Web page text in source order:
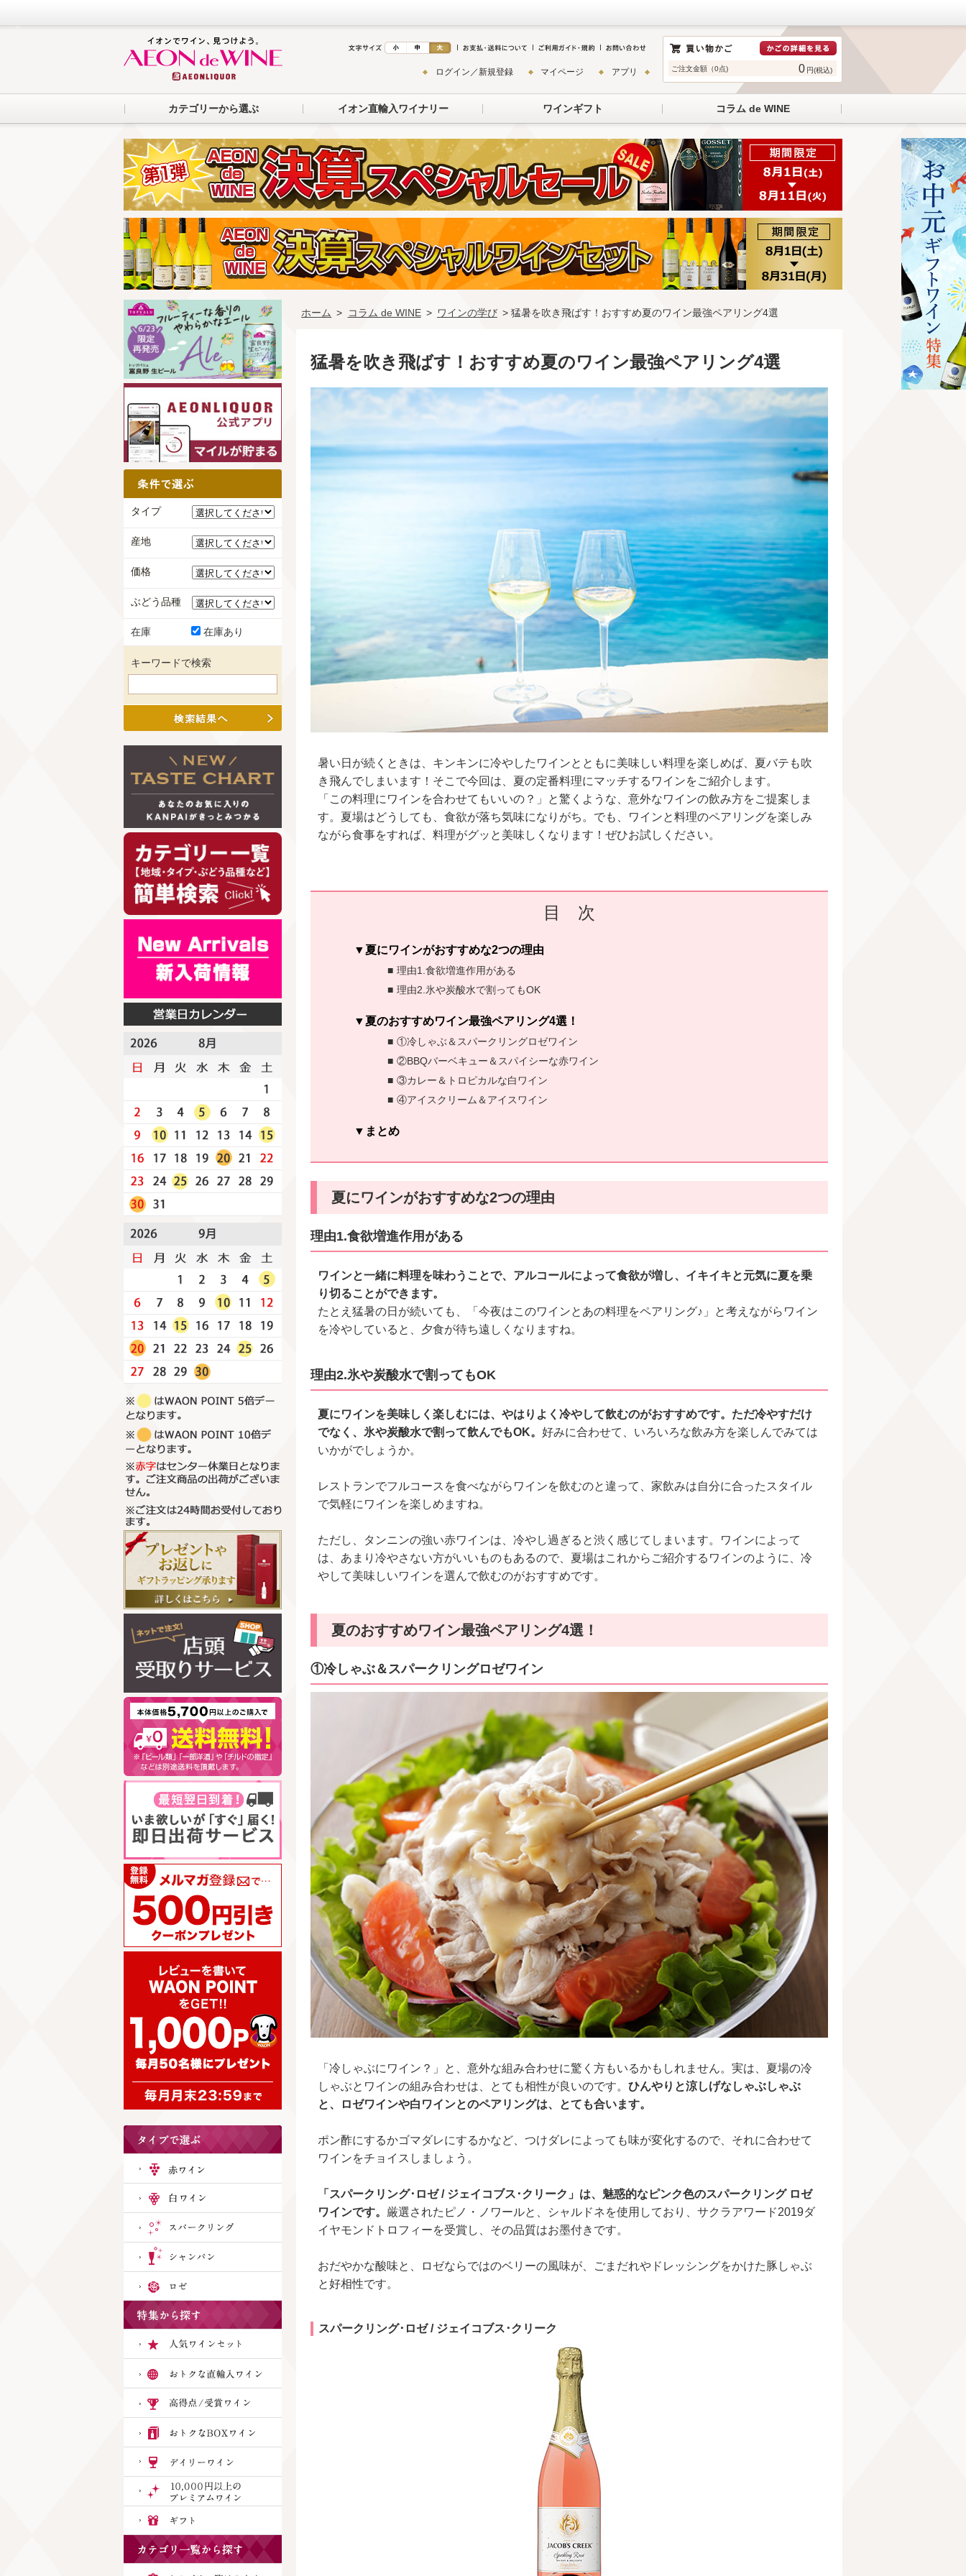
ご注文金額（0点) 0 円(税込)
ログイン／新規登録 マイページ アプリ
カテゴリーから選ぶ イオン直輸入ワイナリー ワインギフト コラム de WINE
ホーム > コラム de WINE > ワインの学び > 猛暑を吹き飛ばす！おすすめ夏のワイン最強ペアリング4選
猛暑を吹き飛ばす！おすすめ夏のワイン最強ペアリング4選
暑い日が続くときは、キンキンに冷やしたワインとともに美味しい料理を楽しめば、夏バテも吹
き飛んでしまいます！そこで今回は、夏の定番料理にマッチするワインをご紹介します。
「この料理にワインを合わせてもいいの？」と驚くような、意外なワインの飲み方をご提案しま
す。夏場はどうしても、食欲が落ち気味になりがち。でも、ワインと料理のペアリングを楽しみ
ながら食事をすれば、料理がグッと美味しくなります！ぜひお試しください。
目 次
夏にワインがおすすめな2つの理由
理由1.食欲増進作用がある
理由2.氷や炭酸水で割ってもOK
夏のおすすめワイン最強ペアリング4選！
①冷しゃぶ＆スパークリングロゼワイン
②BBQバーベキュー＆スパイシーな赤ワイン
③カレー＆トロピカルな白ワイン
④アイスクリーム＆アイスワイン
まとめ
夏にワインがおすすめな2つの理由
理由1.食欲増進作用がある
ワインと一緒に料理を味わうことで、アルコールによって食欲が増し、イキイキと元気に夏を乗
り切ることができます。
たとえ猛暑の日が続いても、「今夜はこのワインとあの料理をペアリング♪」と考えながらワイン
を冷やしていると、夕食が待ち遠しくなりますね。
理由2.氷や炭酸水で割ってもOK
夏にワインを美味しく楽しむには、やはりよく冷やして飲むのがおすすめです。ただ冷やすだけ
でなく、氷や炭酸水で割って飲んでもOK。 好みに合わせて、いろいろな飲み方を楽しんでみては
いかがでしょうか。
レストランでフルコースを食べながらワインを飲むのと違って、家飲みは自分に合ったスタイル
で気軽にワインを楽しめますね。
ただし、タンニンの強い赤ワインは、冷やし過ぎると渋く感じてしまいます。ワインによって
は、あまり冷やさない方がいいものもあるので、夏場はこれからご紹介するワインのように、冷
やして美味しいワインを選んで飲むのがおすすめです。
夏のおすすめワイン最強ペアリング4選！
①冷しゃぶ＆スパークリングロゼワイン
「冷しゃぶにワイン？」と、意外な組み合わせに驚く方もいるかもしれません。実は、夏場の冷
しゃぶとワインの組み合わせは、とても相性が良いのです。 ひんやりと涼しげなしゃぶしゃぶ
と、ロゼワインや白ワインとのペアリングは、とても合います。
ポン酢にするかゴマダレにするかなど、つけダレによっても味が変化するので、それに合わせて
ワインをチョイスしましょう。
「スパークリング･ロゼ / ジェイコブス･クリーク」は、魅惑的なピンク色のスパークリング ロゼ
ワインです。 厳選されたピノ・ノワールと、シャルドネを使用しており、サクラアワード2019ダ
イヤモンドトロフィーを受賞し、その品質はお墨付きです。
おだやかな酸味と、ロゼならではのベリーの風味が、ごまだれやドレッシングをかけた豚しゃぶ
と好相性です。
スパークリング･ロゼ / ジェイコブス･クリーク
タイプ
産地
価格
ぶどう品種
在庫 在庫あり
キーワードで検索